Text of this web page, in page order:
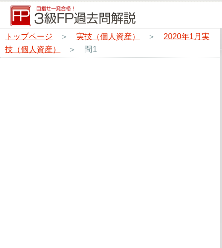
トップページ ＞ 実技（個人資産） ＞ 2020年1月実
技（個人資産）
＞ 問1